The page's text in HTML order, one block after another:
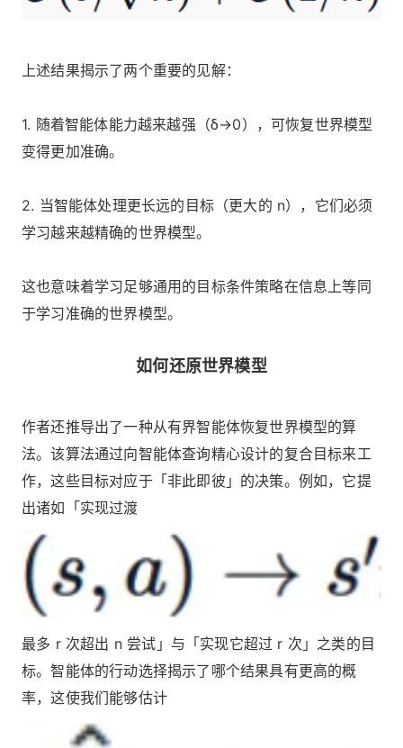
上述结果揭示了两个重要的见解：
1. 随着智能体能力越来越强（δ→0），可恢复世界模型
变得更加准确。
2. 当智能体处理更长远的目标（更大的 n），它们必须
学习越来越精确的世界模型。
这也意味着学习足够通用的目标条件策略在信息上等同
于学习准确的世界模型。
如何还原世界模型
作者还推导出了一种从有界智能体恢复世界模型的算
法。该算法通过向智能体查询精心设计的复合目标来工
作，这些目标对应于「非此即彼」的决策。例如，它提
出诸如「实现过渡
最多 r 次超出 n 尝试」与「实现它超过 r 次」之类的目
标。智能体的行动选择揭示了哪个结果具有更高的概
率，这使我们能够估计